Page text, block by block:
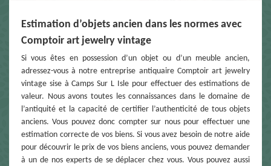
Estimation d’objets ancien dans les normes avec
Comptoir art jewelry vintage
Si vous êtes en possession d’un objet ou d’un meuble ancien,
adressez-vous à notre entreprise antiquaire Comptoir art jewelry
vintage sise à Camps Sur L Isle pour effectuer des estimations de
valeur. Nous avons toutes les connaissances dans le domaine de
l’antiquité et la capacité de certifier l’authenticité de tous objets
anciens. Vous pouvez donc compter sur nous pour effectuer une
estimation correcte de vos biens. Si vous avez besoin de notre aide
pour découvrir le prix de vos biens anciens, vous pouvez demander
à un de nos experts de se déplacer chez vous. Vous pouvez aussi